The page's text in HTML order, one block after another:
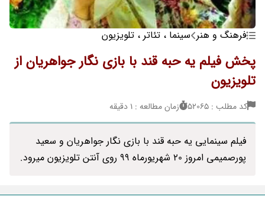
فرهنگ و هنر سینما ، تئاتر ، تلویزیون
پخش فیلم یه حبه قند با بازی نگار جواهریان از
تلویزیون
کد مطلب : 52065 زمان مطالعه : 1 دقیقه
فیلم سینمایی یه حبه قند با بازی نگار جواهریان و سعید
پورصمیمی امروز 20 شهریورماه 99 روی آنتن تلویزیون میرود.